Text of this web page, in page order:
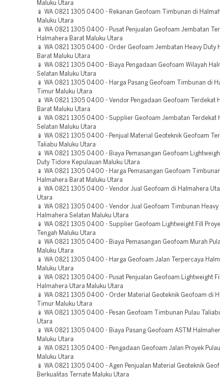
Maluku Utara
📱 WA 0821 1305 0400 - Rekanan Geofoam Timbunan di
Maluku Utara
📱 WA 0821 1305 0400 - Pusat Penjualan Geofoam Jembatan
Halmahera Barat Maluku Utara
📱 WA 0821 1305 0400 - Order Geofoam Jembatan Heavy Duty
Barat Maluku Utara
📱 WA 0821 1305 0400 - Biaya Pengadaan Geofoam Wilayah
Selatan Maluku Utara
📱 WA 0821 1305 0400 - Harga Pasang Geofoam Timbunan di
Timur Maluku Utara
📱 WA 0821 1305 0400 - Vendor Pengadaan Geofoam Terdekat
Barat Maluku Utara
📱 WA 0821 1305 0400 - Supplier Geofoam Jembatan Terdekat
Selatan Maluku Utara
📱 WA 0821 1305 0400 - Penjual Material Geoteknik Geofoam
Taliabu Maluku Utara
📱 WA 0821 1305 0400 - Biaya Pemasangan Geofoam
Duty Tidore Kepulauan Maluku Utara
📱 WA 0821 1305 0400 - Harga Pemasangan Geofoam
Halmahera Barat Maluku Utara
📱 WA 0821 1305 0400 - Vendor Jual Geofoam di Halmahera
Utara
📱 WA 0821 1305 0400 - Vendor Jual Geofoam Timbunan Heavy
Halmahera Selatan Maluku Utara
📱 WA 0821 1305 0400 - Supplier Geofoam Lightweight Fill
Tengah Maluku Utara
📱 WA 0821 1305 0400 - Biaya Pemasangan Geofoam Murah
Maluku Utara
📱 WA 0821 1305 0400 - Harga Geofoam Jalan Terpercaya
Maluku Utara
📱 WA 0821 1305 0400 - Pusat Penjualan Geofoam Lightweight
Halmahera Utara Maluku Utara
📱 WA 0821 1305 0400 - Order Material Geoteknik Geofoam di
Timur Maluku Utara
📱 WA 0821 1305 0400 - Pesan Geofoam Timbunan Pulau
Utara
📱 WA 0821 1305 0400 - Biaya Pasang Geofoam ASTM
Maluku Utara
📱 WA 0821 1305 0400 - Pengadaan Geofoam Jalan Proyek
Maluku Utara
📱 WA 0821 1305 0400 - Agen Penjualan Material Geoteknik
Berkualitas Ternate Maluku Utara